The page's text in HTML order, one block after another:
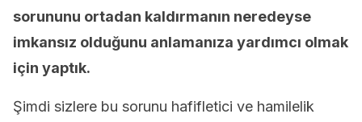
sorununu ortadan kaldırmanın neredeyse
imkansız olduğunu anlamanıza yardımcı olmak
için yaptık.
Şimdi sizlere bu sorunu hafifletici ve hamilelik